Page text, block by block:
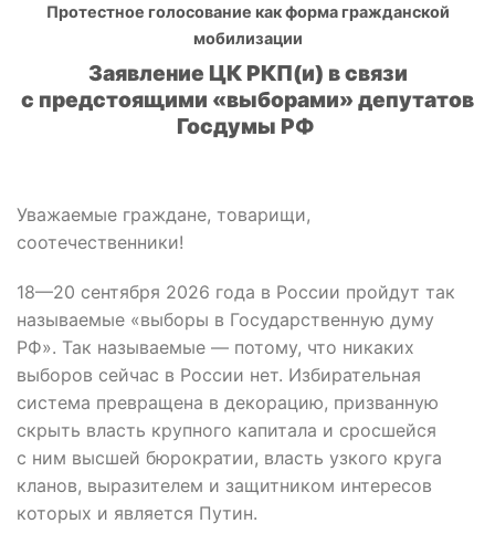
Протестное голосование как форма гражданской
мобилизации
Заявление ЦК РКП(и) в связи
с предстоящими «выборами» депутатов
Госдумы РФ
Уважаемые граждане, товарищи,
соотечественники!
18—20 сентября 2026 года в России пройдут так
называемые «выборы в Государственную думу
РФ». Так называемые — потому, что никаких
выборов сейчас в России нет. Избирательная
система превращена в декорацию, призванную
скрыть власть крупного капитала и сросшейся
с ним высшей бюрократии, власть узкого круга
кланов, выразителем и защитником интересов
которых и является Путин.